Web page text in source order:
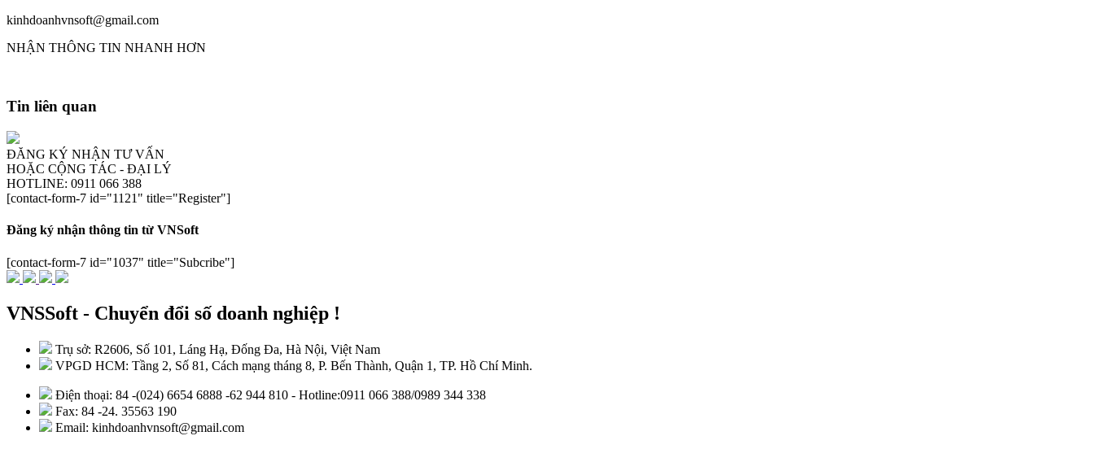
kinhdoanhvnsoft@gmail.com
NHẬN THÔNG TIN NHANH HƠN
Tin liên quan
ĐĂNG KÝ NHẬN TƯ VẤN
HOẶC CỘNG TÁC - ĐẠI LÝ
HOTLINE: 0911 066 388
[contact-form-7 id="1121" title="Register"]
Đăng ký nhận thông tin từ VNSoft
[contact-form-7 id="1037" title="Subcribe"]
VNSSoft - Chuyển đổi số doanh nghiệp !
Trụ sở: R2606, Số 101, Láng Hạ, Đống Đa, Hà Nội, Việt Nam
VPGD HCM: Tầng 2, Số 81, Cách mạng tháng 8, P. Bến Thành, Quận 1, TP. Hồ Chí Minh.
Điện thoại: 84 -(024) 6654 6888 -62 944 810 - Hotline:0911 066 388/0989 344 338
Fax: 84 -24. 35563 190
Email: kinhdoanhvnsoft@gmail.com